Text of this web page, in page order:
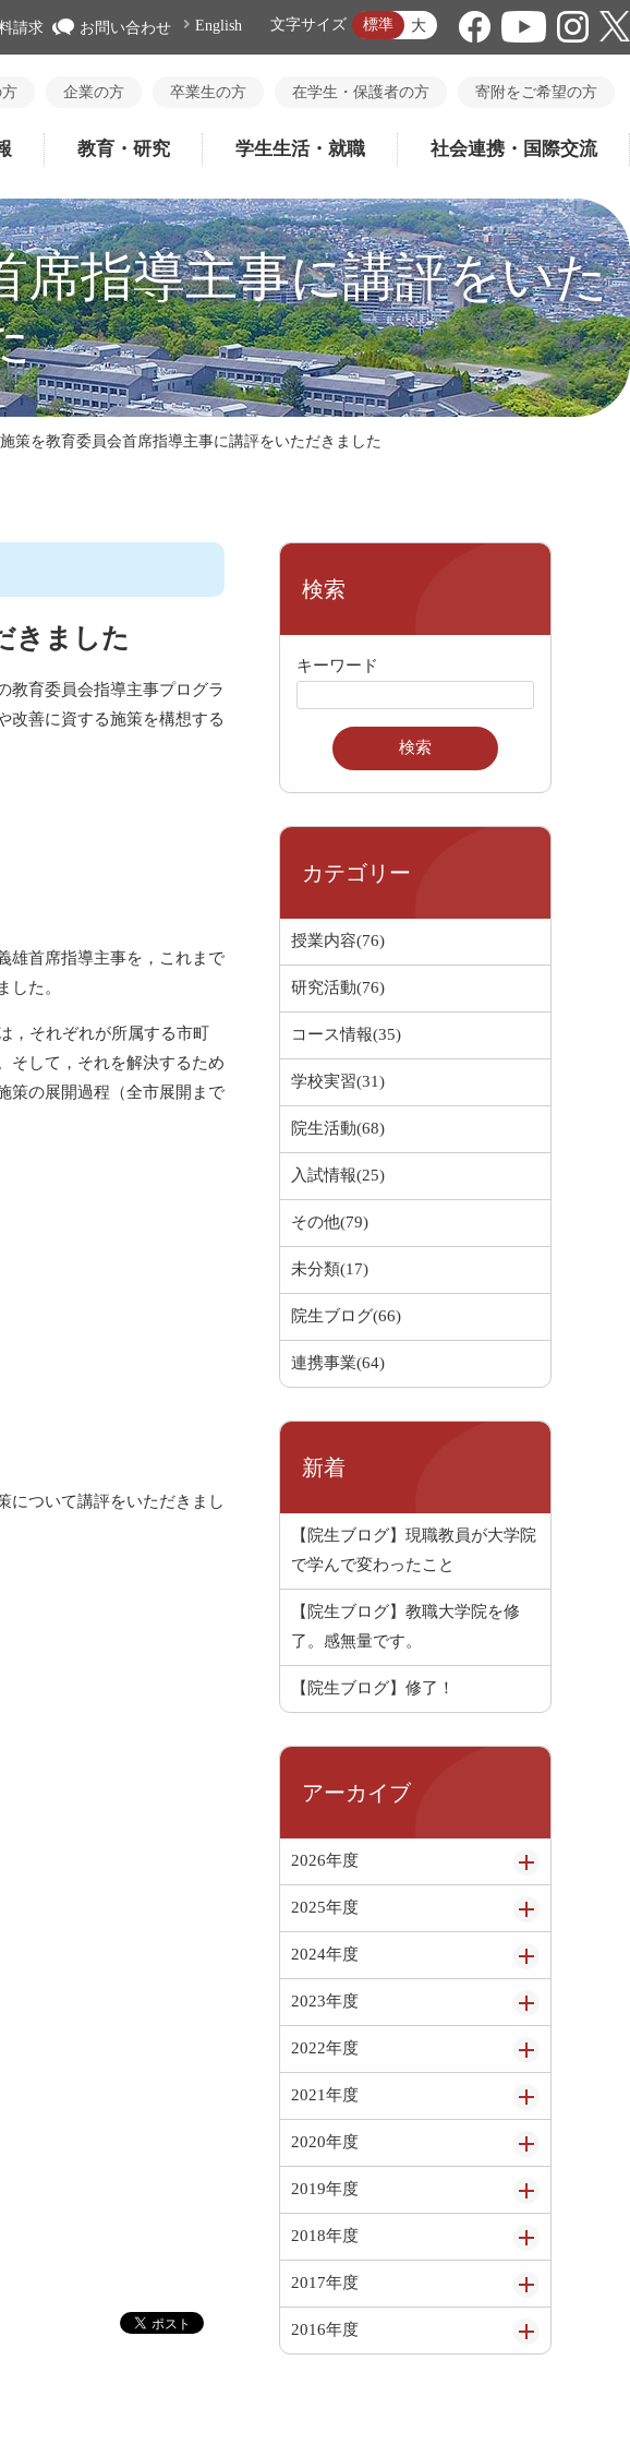
請求 お問い合わせ English 文字サイズ 標準 大
企業の方 卒業生の方 在学生・保護者の方 寄附をご希望の方
教育・研究 学生生活・就職 社会連携・国際交流
席指導主事に講評をいた
策を教育委員会首席指導主事に講評をいただきました
きました
教育委員会指導主事プログラ
改善に資する施策を構想する
雄首席指導主事を，これまで
した。
，それぞれが所属する市町
そして，それを解決するため
策の展開過程（全市展開まで
について講評をいただきまし
検索
キーワード
カテゴリー
授業内容(76)
研究活動(76)
コース情報(35)
学校実習(31)
院生活動(68)
入試情報(25)
その他(79)
未分類(17)
院生ブログ(66)
連携事業(64)
新着
【院生ブログ】現職教員が大学院
で学んで変わったこと
【院生ブログ】教職大学院を修
了。感無量です。
【院生ブログ】修了！
アーカイブ
2026年度
2025年度
2024年度
2023年度
2022年度
2021年度
2020年度
2019年度
2018年度
2017年度
2016年度